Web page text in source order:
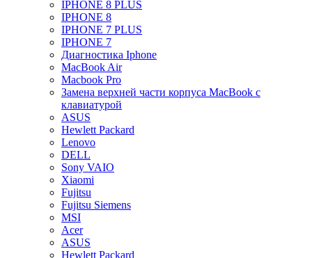
IPHONE 8 PLUS
IPHONE 8
IPHONE 7 PLUS
IPHONE 7
Диагностика Iphone
MacBook Air
Macbook Pro
Замена верхней части корпуса MacBook с
клавиатурой
ASUS
Hewlett Packard
Lenovo
DELL
Sony VAIO
Xiaomi
Fujitsu
Fujitsu Siemens
MSI
Acer
ASUS
Hewlett Packard